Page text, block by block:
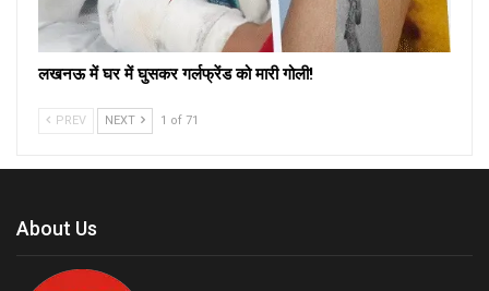
लखनऊ में घर में घुसकर गर्लफ्रेंड को मारी गोली!
PREV NEXT 1 of 71
About Us